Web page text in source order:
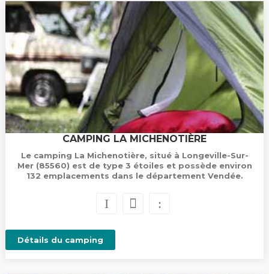
CAMPING LA MICHENOTIÈRE
Le camping La Michenotière, situé à Longeville-Sur-
Mer (85560) est de type 3 étoiles et possède environ
132 emplacements dans le département Vendée.
Détails du camping